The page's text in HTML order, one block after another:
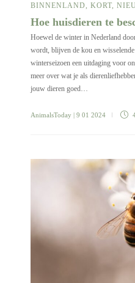
BINNENLAND KORT
Hoe huisdieren te
Hoewel de winter in Nederland
wordt, blijven de kou en
winterseizoen een uitdaging voor
meer over wat je als
jouw dieren goed…
AnimalsToday | 9 01 2024